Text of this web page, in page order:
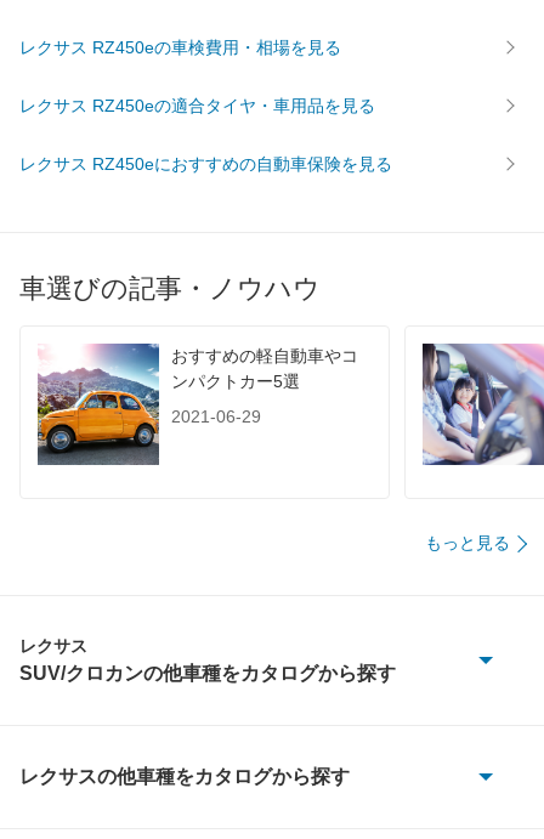
燃費
WLTC/郊外 -
60km定地 -
装備オプション 装備詳細を見る 装備
レクサス RZ450eの車検費用・相場を見る
レクサス RZ450eの適合タイヤ・車用品を見る
レクサス RZ450eにおすすめの自動車保険を見る
車選びの記事・ノウハウ
おすすめの軽自動車やコ
ンパクトカー5選
2021-06-29
もっと見る
レクサス
SUV/クロカンの他車種をカタログから探す
LBX
レクサスの他車種をカタログから探す